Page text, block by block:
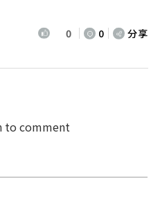
0 0 分享
to comment